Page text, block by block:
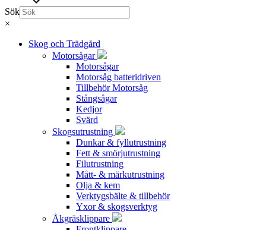
Sök
×
Skog och Trädgård
Motorsågar
Motorsågar
Motorsåg batteridriven
Tillbehör Motorsåg
Stångsågar
Kedjor
Svärd
Skogsutrustning
Dunkar & fyllutrustning
Fett & smörjutrustning
Filutrustning
Mått- & märkutrustning
Olja & kem
Verktygsbälte & tillbehör
Yxor & skogsverktyg
Åkgräsklippare